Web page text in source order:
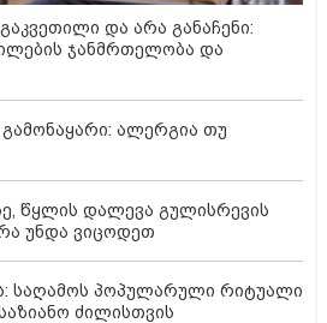
და არა განაჩენი:
ჯანმრთელობა და
ალერგია თუ
წყლის დალევა გულისრევის
უნდა ვიცოდეთ
საღამოს პოპულარული რიტუალი
ძილისთვის